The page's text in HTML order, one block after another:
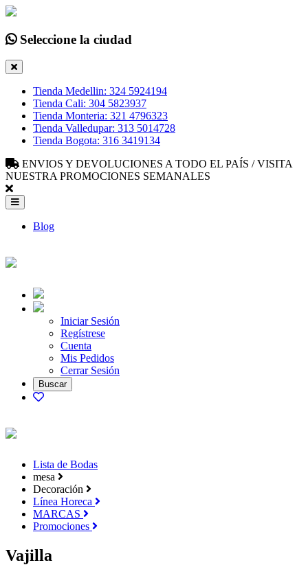
Seleccione la ciudad
Tienda Medellin: 324 5924194
Tienda Cali: 304 5823937
Tienda Monteria: 321 4796323
Tienda Valledupar: 313 5014728
Tienda Bogota: 316 3419134
ENVIOS Y DEVOLUCIONES A TODO EL PAÍS / VISITA
NUESTRA PROMOCIONES SEMANALES
Blog
Iniciar Sesión
Regístrese
Cuenta
Mis Pedidos
Cerrar Sesión
Lista de Bodas
mesa
Decoración
Línea Horeca
MARCAS
Promociones
Vajilla